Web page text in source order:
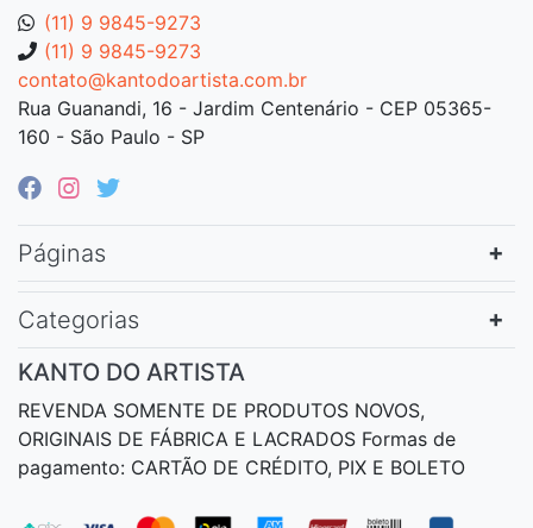
(11) 9 9845-9273
(11) 9 9845-9273
contato@kantodoartista.com.br
Rua Guanandi, 16 - Jardim Centenário - CEP 05365-
160 - São Paulo - SP
Páginas
Categorias
KANTO DO ARTISTA
REVENDA SOMENTE DE PRODUTOS NOVOS,
ORIGINAIS DE FÁBRICA E LACRADOS Formas de
pagamento: CARTÃO DE CRÉDITO, PIX E BOLETO